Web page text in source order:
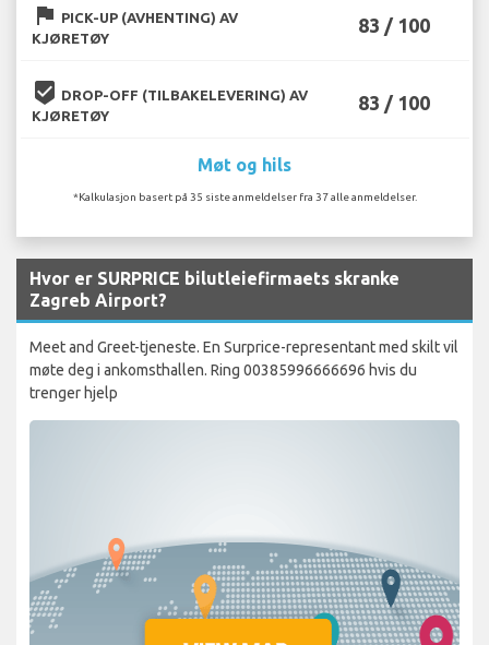
flag PICK-UP (AVHENTING) AV
KJØRETØY
83 / 100
beenhere DROP-OFF (TILBAKELEVERING) AV
KJØRETØY
83 / 100
Møt og hils
*Kalkulasjon basert på 35 siste anmeldelser fra 37 alle anmeldelser.
Hvor er SURPRICE bilutleiefirmaets skranke
Zagreb Airport?
Meet and Greet-tjeneste. En Surprice-representant med skilt vil
møte deg i ankomsthallen. Ring 00385996666696 hvis du
trenger hjelp